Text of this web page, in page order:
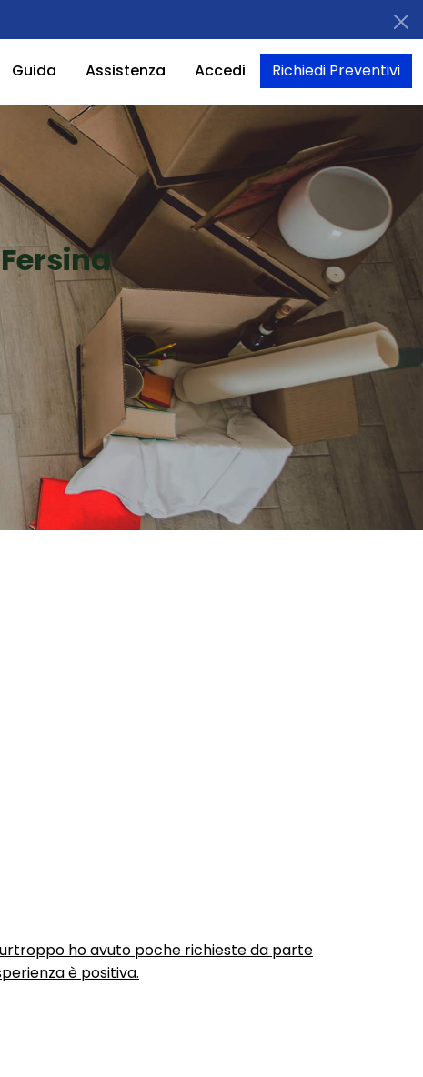
Guida Assistenza Accedi Richiedi Preventivi
ho avuto poche richieste da parte
è positiva.